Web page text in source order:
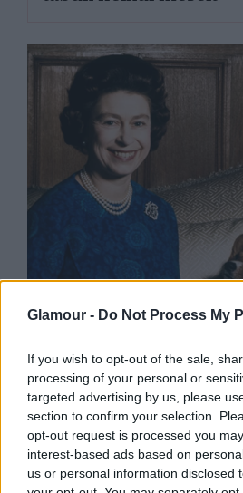
Glamour - Do Not Process My
If you wish to opt-out of the sale,
processing of your personal or
targeted advertising by us, please
section to confirm your selection.
opt-out request is processed you
interest-based ads based on
us or personal information disclosed
Erzsébet királynőről